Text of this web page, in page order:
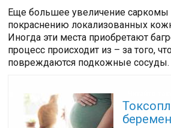
Еще большее увеличение саркомы
покраснению локализованных
Иногда эти места приобретают
процесс происходит из – за того,
повреждаются подкожные сосуды.